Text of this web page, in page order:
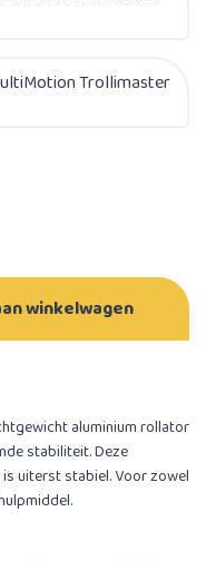
Trollimaster
winkelwagen
aluminium rollator
stabiliteit. Deze
uiterst stabiel. Voor zowel